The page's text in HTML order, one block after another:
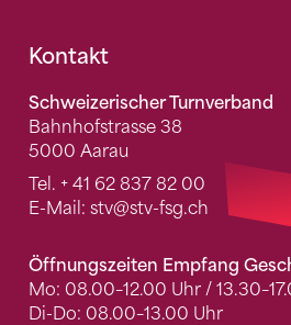
Fusszeile
Kontakt
Schweizerischer Turnverband
Bahnhofstrasse 38
5000 Aarau
Tel. + 41 62 837 82 00
E-Mail: stv@stv-fsg.ch
Öffnungszeiten Empfang
Mo: 08.00–12.00 Uhr /
Di-Do: 08.00–13.00 Uhr